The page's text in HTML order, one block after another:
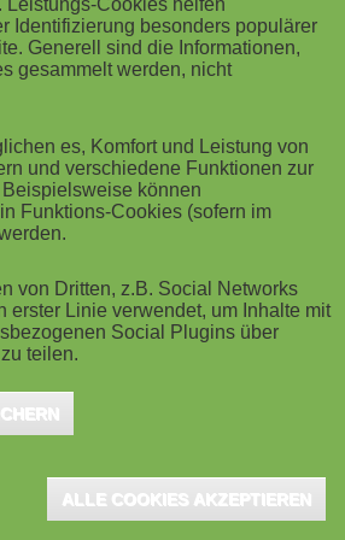
- In der memox.world in Frankfurt
2. Mai 2024 ab 11 Uhr sein 25-
einer Veranstaltung unter dem
Change. Wie KI die Aus-
Die neue Generation
wird vorgestellt und darüber
Arbeitswelt zukünftig ausgebildet
Leistungs-Cookies helfen
Identifizierung besonders populärer
Generell sind die Informationen,
gesammelt werden, nicht
es, Komfort und Leistung von
und verschiedene Funktionen zur
können
Funktions-Cookies (sofern im
von Dritten, z.B. Social Networks
erster Linie verwendet, um Inhalte mit
Social Plugins über
teilen.
ALLE COOKIES AKZEPTIEREN